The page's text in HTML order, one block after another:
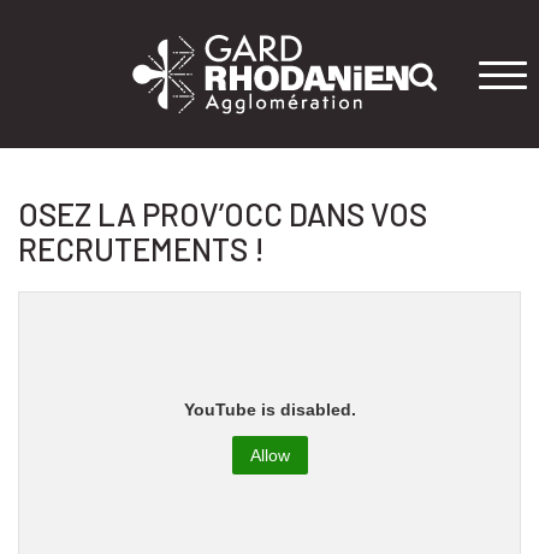
OSEZ LA PROV’OCC DANS VOS
RECRUTEMENTS !
YouTube is disabled.
Allow